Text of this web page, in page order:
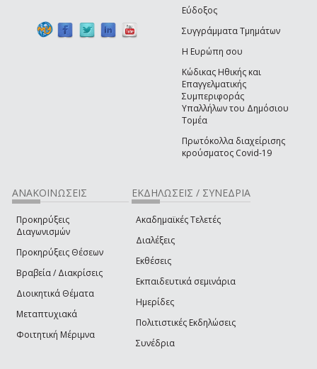
Εύδοξος
Συγγράμματα Τμημάτων
Η Ευρώπη σου
Κώδικας Ηθικής και
Επαγγελματικής
Συμπεριφοράς
Υπαλλήλων του Δημόσιου
Τομέα
Πρωτόκολλα διαχείρισης
κρούσματος Covid-19
ΑΝΑΚΟΙΝΩΣΕΙΣ
Προκηρύξεις
Διαγωνισμών
Προκηρύξεις Θέσεων
Βραβεία / Διακρίσεις
Διοικητικά Θέματα
Μεταπτυχιακά
Φοιτητική Μέριμνα
ΕΚΔΗΛΩΣΕΙΣ / ΣΥΝΕΔΡΙΑ
Ακαδημαϊκές Τελετές
Διαλέξεις
Εκθέσεις
Εκπαιδευτικά σεμινάρια
Ημερίδες
Πολιτιστικές Εκδηλώσεις
Συνέδρια